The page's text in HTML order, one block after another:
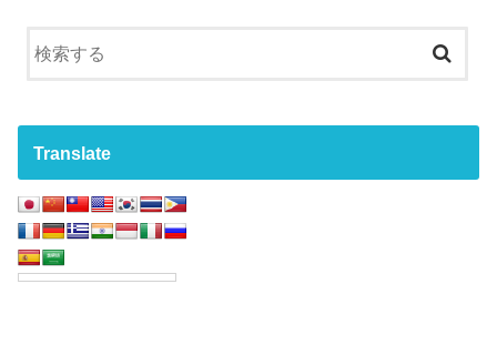
Translate